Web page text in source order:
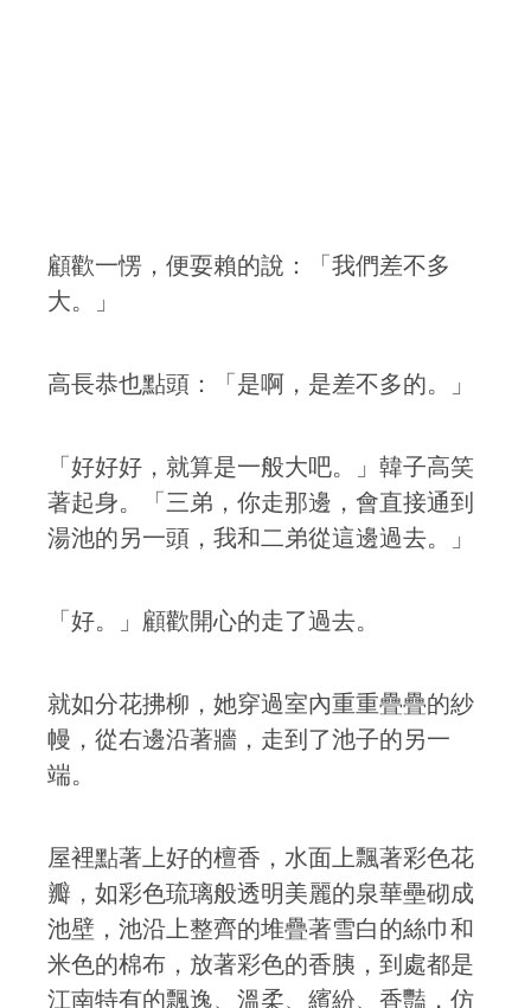
顧歡一愣，便耍賴的說：「我們差不多
大。」
高長恭也點頭：「是啊，是差不多的。」
「好好好，就算是一般大吧。」韓子高笑
著起身。「三弟，你走那邊，會直接通到
湯池的另一頭，我和二弟從這邊過去。」
「好。」顧歡開心的走了過去。
就如分花拂柳，她穿過室內重重疊疊的紗
幔，從右邊沿著牆，走到了池子的另一
端。
屋裡點著上好的檀香，水面上飄著彩色花
瓣，如彩色琉璃般透明美麗的泉華壘砌成
池壁，池沿上整齊的堆疊著雪白的絲巾和
米色的棉布，放著彩色的香胰，到處都是
江南特有的飄逸、溫柔、繽紛、香豔，仿